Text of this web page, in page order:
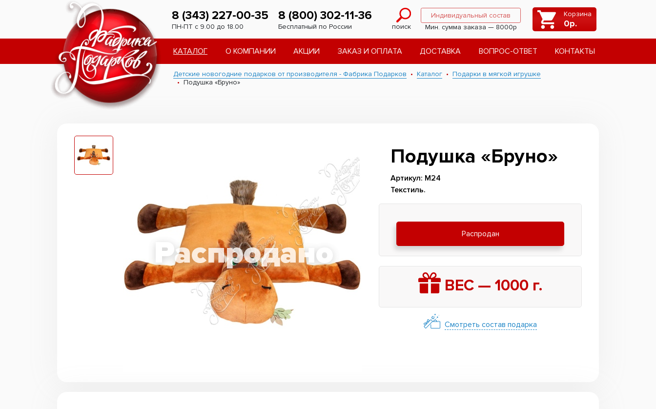
8 (343) 227-00-35
ПН-ПТ с 9.00 до 18.00
8 (800) 302-11-36
Бесплатный по России поиск
Индивидуальный состав
Мин. сумма заказа — 8000р
Корзина
0р.
КАТАЛОГ О КОМПАНИИ АКЦИИ ЗАКАЗ И ОПЛАТА ДОСТАВКА ВОПРОС-ОТВЕТ КОНТАКТЫ
Детские новогодние подарков от производителя - Фабрика Подарков Каталог
Подарки в мягкой игрушке
Подушка «Бруно»
Подушка «Бруно»
Артикул: М24
Текстиль.
Распродан
ВЕС — 1000г.
Смотреть состав подарка